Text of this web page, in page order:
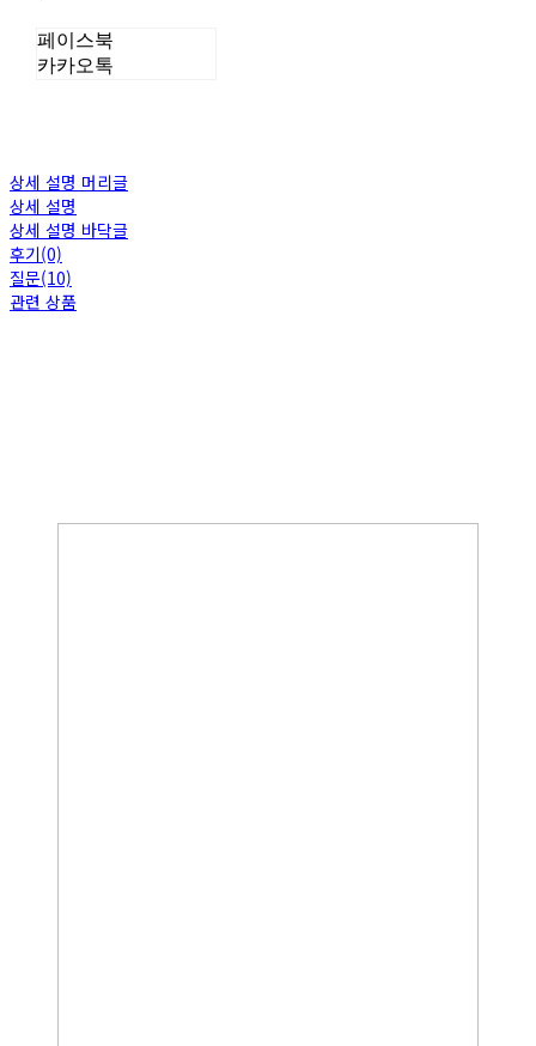
페이스북
카카오톡
상세 설명 머리글
상세 설명
상세 설명 바닥글
후기(0)
질문(10)
관련 상품